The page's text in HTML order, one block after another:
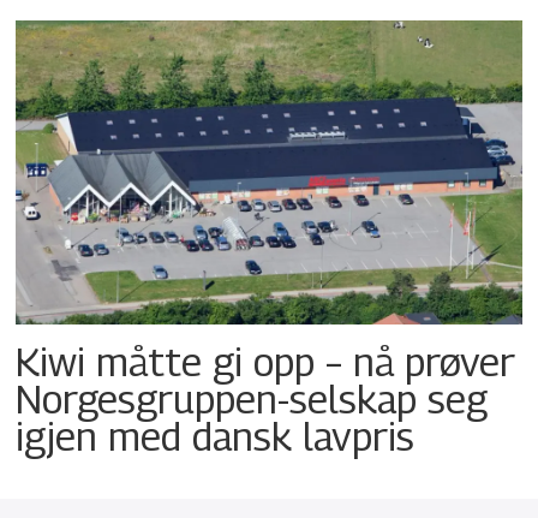
Kiwi måtte gi opp – nå prøver
Norgesgruppen-selskap seg
igjen med dansk lavpris